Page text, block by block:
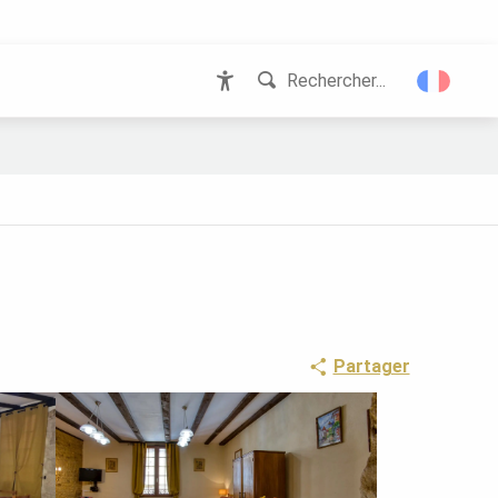
Rechercher...
Partager